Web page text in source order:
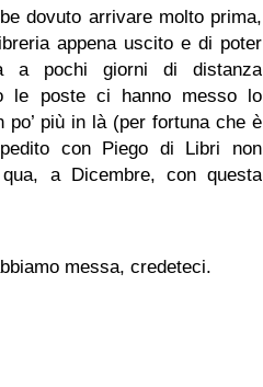
dovuto arrivare molto prima,
appena uscito e di poter
a pochi giorni di distanza
le poste ci hanno messo lo
più in là (per fortuna che è
con Piego di Libri non
a Dicembre, con questa
messa, credeteci.